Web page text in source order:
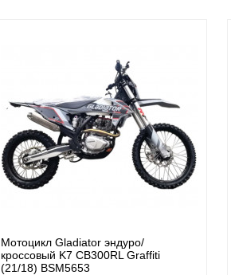
Мотоцикл Gladiator эндуро/
кроссовый K7 CB300RL Graffiti
(21/18) BSM5653